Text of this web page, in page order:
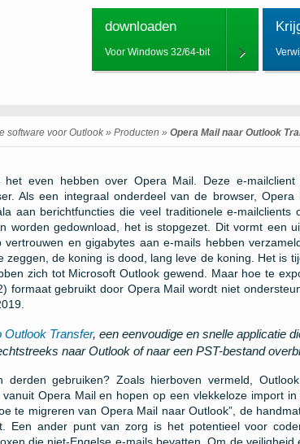
downloaden
Voor Windows 32/64-bit
software voor Outlook » Producten » Opera Mail naar Outlook
het even hebben over Opera Mail. Deze e-
Als een integraal onderdeel van de browser,
aan berichtfuncties die veel traditionele e-
worden gedownload, het is stopgezet. Dit vormt een
vertrouwen en gigabytes aan e-mails hebben
zeggen, de koning is dood, lang leve de koning. Het is
zich tot Microsoft Outlook gewend. Maar hoe te
formaat gebruikt door Opera Mail wordt niet
Outlook Transfer, een eenvoudige en snelle applicatie
naar Outlook of naar een PST-bestand
derden gebruiken? Zoals hierboven vermeld,
Opera Mail en hopen op een vlekkeloze import
te migreren van Opera Mail naar Outlook”, de
Een ander punt van zorg is het potentieel voor